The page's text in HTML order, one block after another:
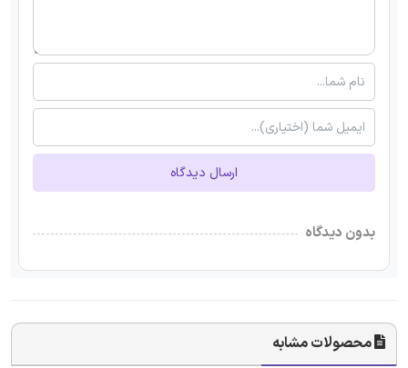
ارسال دیدگاه
بدون دیدگاه
محصولات مشابه